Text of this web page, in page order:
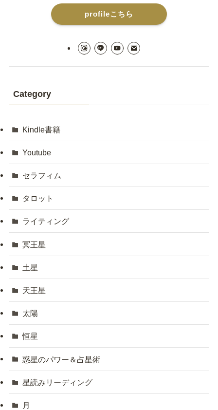
profileこちら
Category
Kindle書籍
Youtube
セラフィム
タロット
ライティング
冥王星
土星
天王星
太陽
恒星
惑星のパワー＆占星術
星読みリーディング
月